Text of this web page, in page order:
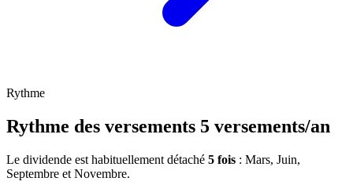
Rythme
Rythme des versements 5 versements/an
Le dividende est habituellement détaché 5 fois : Mars, Juin,
Septembre et Novembre.